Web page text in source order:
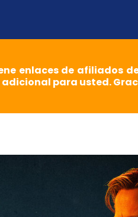
enlaces de afiliados
para usted.